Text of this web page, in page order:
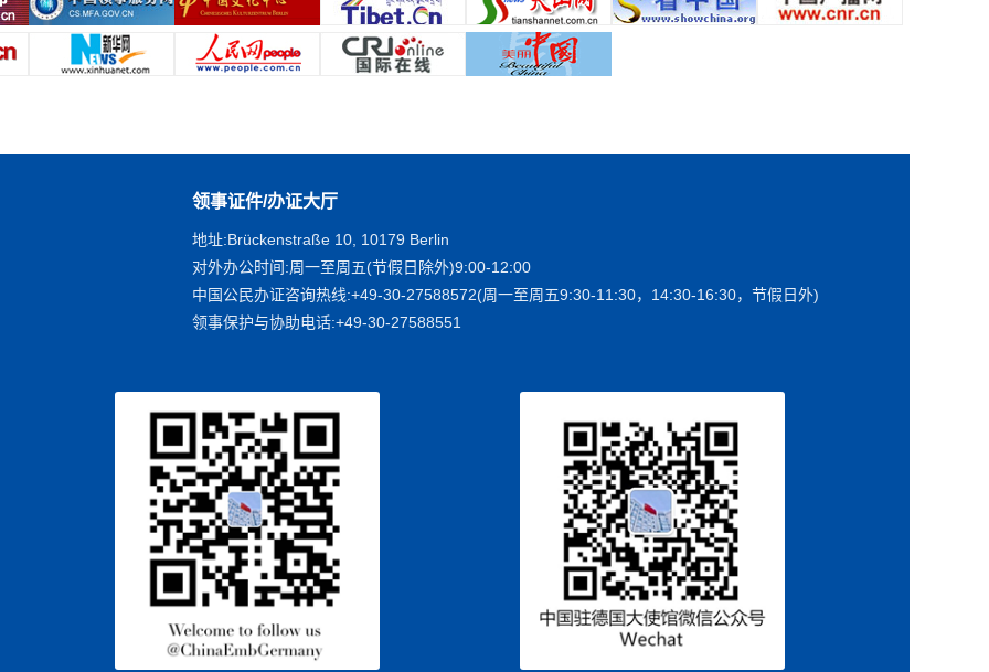
领事证件/办证大厅
地址:Brückenstraße 10, 10179 Berlin
对外办公时间:周一至周五(节假日除外)9:00-12:00
中国公民办证咨询热线:+49-30-27588572(周一至周五9:30-11:30，14:30-16:30，节假日外)
领事保护与协助电话:+49-30-27588551